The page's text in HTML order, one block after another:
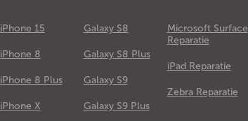
iPhone 15
iPhone 8
iPhone 8 Plus
iPhone X
Galaxy S8
Galaxy S8 Plus
Galaxy S9
Galaxy S9 Plus
Microsoft Surface
Reparatie
iPad Reparatie
Zebra Reparatie